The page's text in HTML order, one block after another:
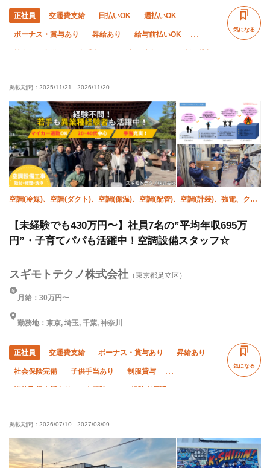
正社員 交通費支給 日払いOK 週払いOK
ボーナス・賞与あり 昇給あり 給与前払いOK
髪型・髪色自由 独立支援制度あり
未経験OK 経験者優遇 有資格者優遇 年齢不問
土日休み 車・バイク通勤OK 転勤なし 夏季休暇
年末年始休暇
気になる
掲載期間： 2025/11/21 - 2026/11/20
空調(冷媒)、空調(ダクト)、空調(保温)、空調(配管)、空調(計装)、強電、クリ
【未経験でも430万円〜】社員7名の”平均年収695万
円”・子育てパパも活躍中！空調設備スタッフ☆
スギモトテクノ株式会社 （東京都足立区）
月給：30万円〜
勤務地：東京, 埼玉, 千葉, 神奈川
正社員 交通費支給 ボーナス・賞与あり 昇給あり
社会保険完備 子供手当あり 制服貸与
資格取得支援あり 未経験OK 経験者優遇
車・バイク通勤OK 転勤なし
気になる
掲載期間： 2026/07/10 - 2027/03/09